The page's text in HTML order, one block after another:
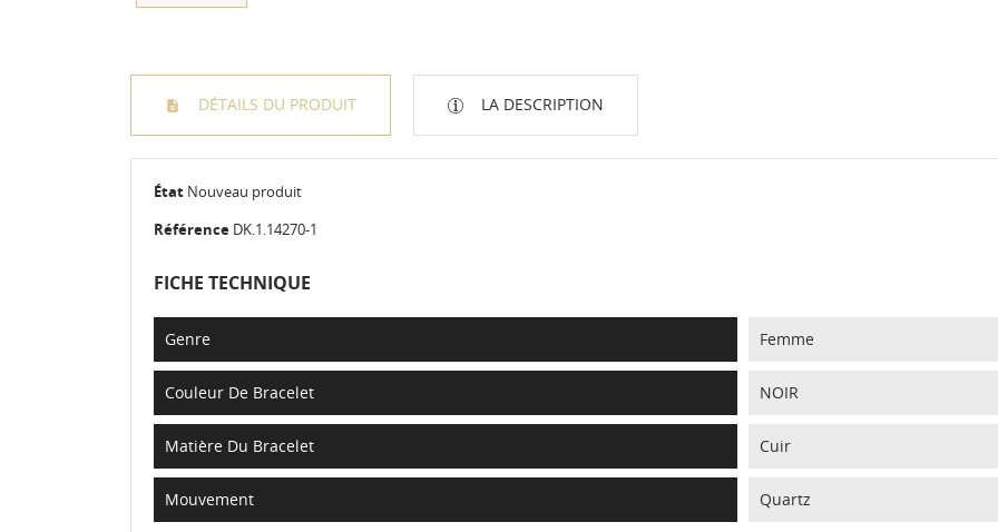
DÉTAILS DU PRODUIT LA DESCRIPTION
État Nouveau produit
Référence DK.1.14270-1
FICHE TECHNIQUE
Genre Femme
Couleur De Bracelet NOIR
Matière Du Bracelet Cuir
Mouvement Quartz